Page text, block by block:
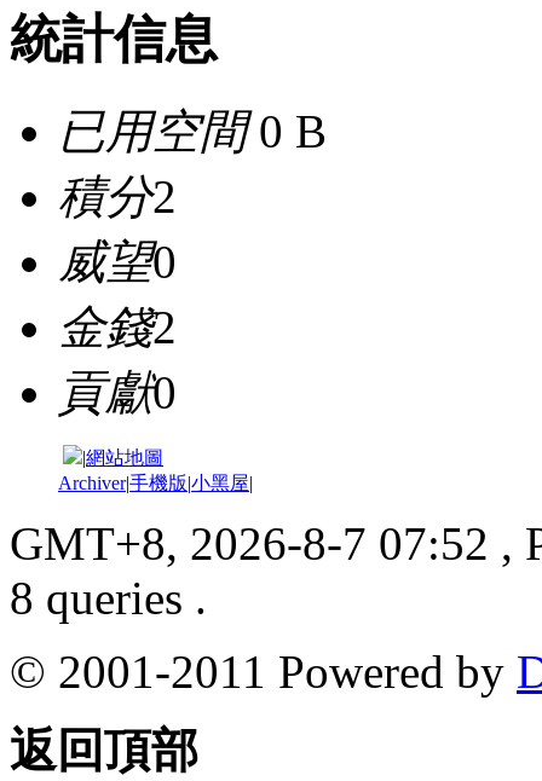
統計信息
已用空間0 B
積分2
威望0
金錢2
貢獻0
|網站地圖
Archiver|手機版|小黑屋|
GMT+8, 2026-8-7 07:52 ,
8 queries .
© 2001-2011 Powered by
返回頂部